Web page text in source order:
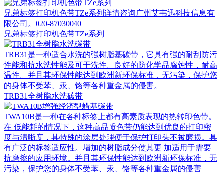
兄弟标签打印机色带TZe系列详情咨询广州艾韦迅科技信息有
限公司。020-87030040
兄弟标签打印机色带TZe系列
TRB31是一种适合水洗的强树脂基碳带，它具有强的耐刮防污
性能和抗水洗性能及可干洗性。良好的防化学品腐蚀性，耐高
温性。并且其环保性能达到欧洲新环保标准，无污染，保护您
的身体不受苯、汞、铬等各种重金属的侵害。
TRB31全树脂水洗碳带
TWA10B是一种在各种标签上都有高素质表现的热转印色带。
在 低能耗的情况下，这种高品质色带仍能达到优良的打印密
度与清晰度，其特殊的涂层处理便于保护打印头不被磨损。具
有广泛的标签适应性。增加的树脂成分使其更 加适用于需要
抗磨擦的应用环境。并且其环保性能达到欧洲新环保标准，无
污染，保护您的身体不受苯、汞、铬等各种重金属的侵害